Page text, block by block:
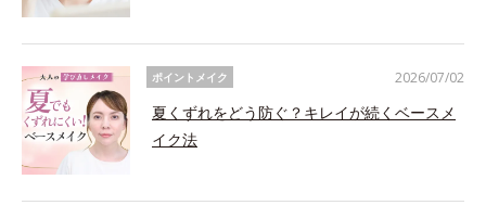
ポイントメイク
夏くずれをどう防ぐ？キレイが続くベースメ
イク法
2026/07/02